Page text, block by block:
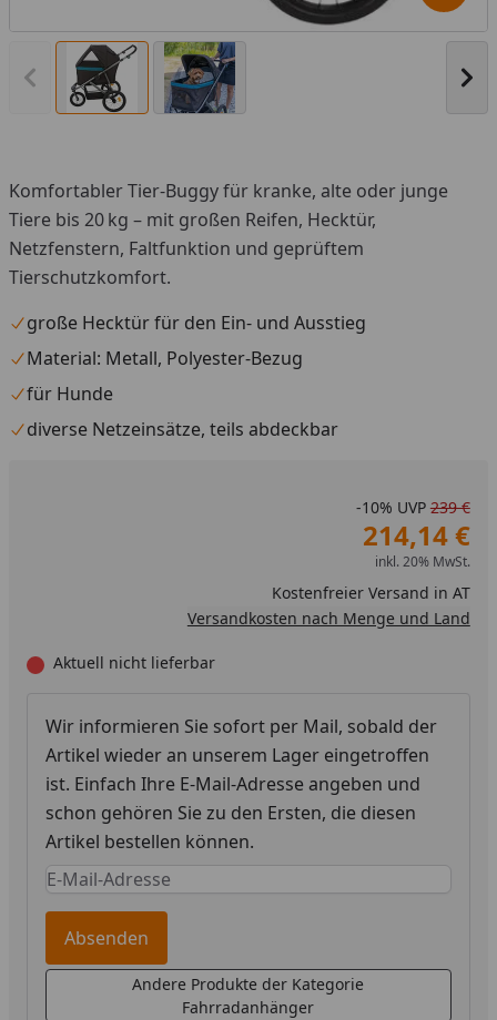
Vorheriges Bild anzeigen
Komfortabler Tier-Buggy für kranke, alte oder junge
Tiere bis 20 kg – mit großen Reifen, Hecktür,
Netzfenstern, Faltfunktion und geprüftem
Tierschutzkomfort.
große Hecktür für den Ein- und Ausstieg
Material: Metall, Polyester-Bezug
für Hunde
diverse Netzeinsätze, teils abdeckbar
-10% UVP 239 €
214,14 €
inkl. 20% MwSt.
Kostenfreier Versand in AT
Versandkosten nach Menge und Land
Aktuell nicht lieferbar
Wir informieren Sie sofort per Mail, sobald der
Artikel wieder an unserem Lager eingetroffen
ist. Einfach Ihre E-Mail-Adresse angeben und
schon gehören Sie zu den Ersten, die diesen
Artikel bestellen können.
Keine Eingabe erforderlich
Eingabe erforderlich
Absenden
Andere Produkte der Kategorie
Fahrradanhänger